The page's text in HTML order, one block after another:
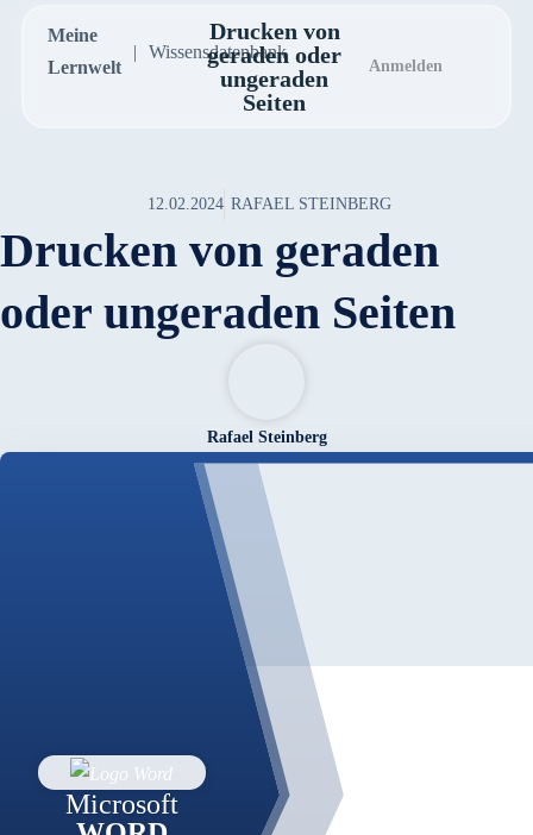
Meine
Lernwelt
Wissensdatenbank
Drucken von
geraden oder
ungeraden
Seiten
Anmelden
12.02.2024 RAFAEL STEINBERG
Drucken von geraden
oder ungeraden Seiten
Rafael Steinberg
Microsoft